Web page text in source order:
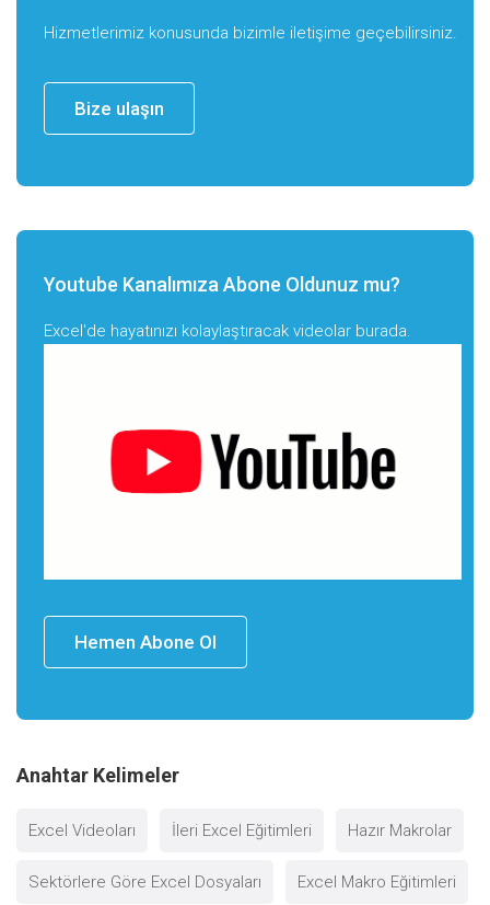
Hizmetlerimiz konusunda bizimle iletişime geçebilirsiniz.
Bize ulaşın
Youtube Kanalımıza Abone Oldunuz mu?
Excel'de hayatınızı kolaylaştıracak videolar burada.
Hemen Abone Ol
Anahtar Kelimeler
Excel Videoları İleri Excel Eğitimleri Hazır Makrolar
Sektörlere Göre Excel Dosyaları Excel Makro Eğitimleri